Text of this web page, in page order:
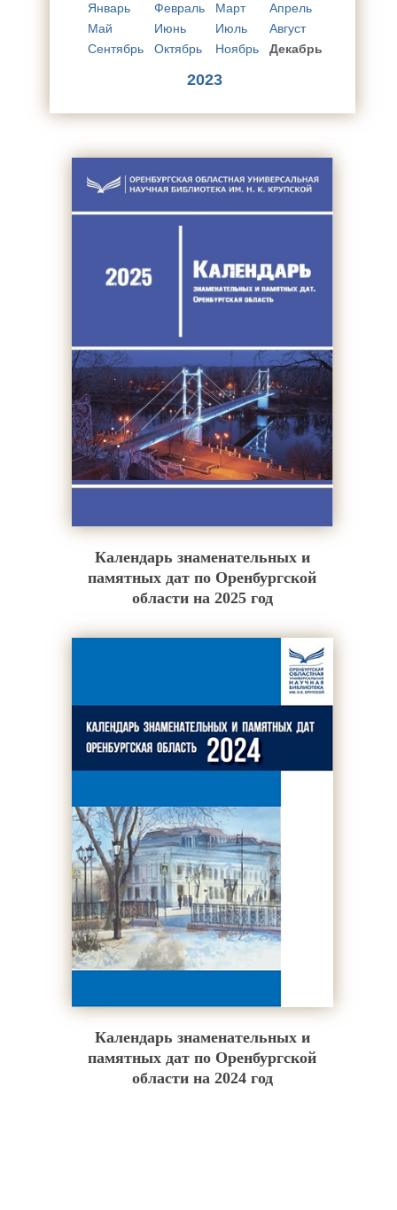
Январь Февраль Март
Апрель
Май
Июнь Июль
Август
Сентябрь
Октябрь Ноябрь Декабрь
2023
Календарь знаменательных и
памятных дат по Оренбургской
области на 2025 год
Календарь знаменательных и
памятных дат по Оренбургской
области на 2024 год